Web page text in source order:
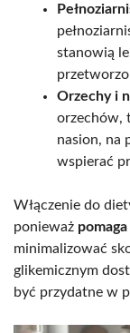
stanowią
Orzechy i
orzechów,
nasion, na
wspierać
Włączenie do
ponieważ
minimalizować
glikemicznym
być przydatne w